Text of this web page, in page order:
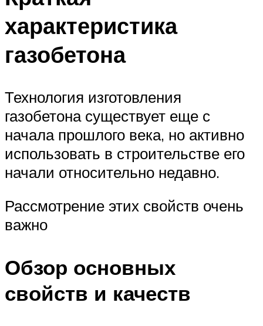
характеристика
газобетона
Технология изготовления
газобетона существует еще с
начала прошлого века, но активно
использовать в строительстве его
начали относительно недавно.
Рассмотрение этих свойств очень
важно
Обзор основных
свойств и качеств